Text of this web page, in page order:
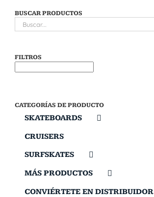
BUSCAR PRODUCTOS
FILTROS
CATEGORÍAS DE PRODUCTO
SKATEBOARDS
CRUISERS
SURFSKATES
MÁS PRODUCTOS
CONVIÉRTETE EN DISTRIBUIDOR